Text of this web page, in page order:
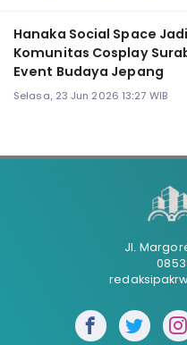
Hanaka Social Space
Komunitas Cosplay
Event Budaya Jepang
Selasa, 23 Jun 2026 13:27 WIB
Jl.